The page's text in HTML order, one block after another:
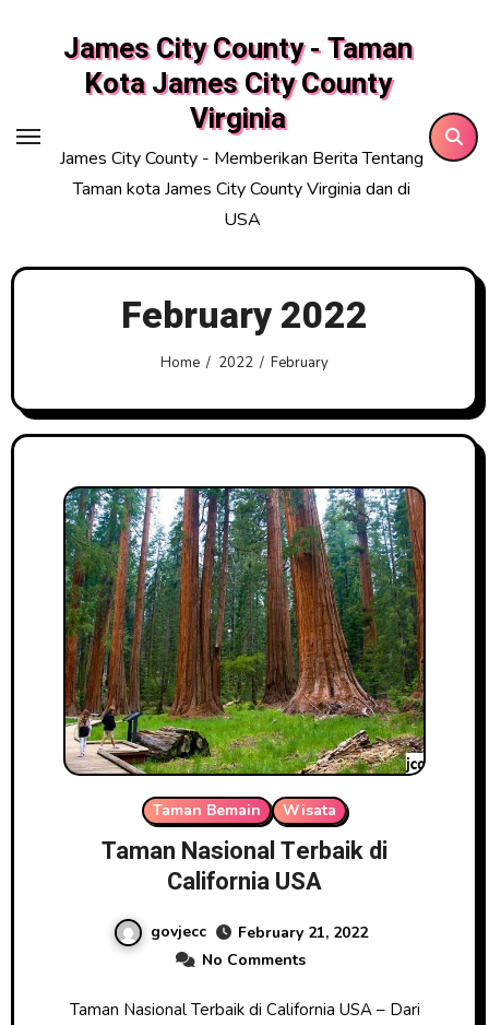
James City County - Taman
Kota James City County
Virginia
James City County - Memberikan Berita Tentang
Taman kota James City County Virginia dan di
USA
February 2022
Home 2022 February
Taman Bemain Wisata
Taman Nasional Terbaik di
California USA
govjecc
February 21, 2022
No Comments
Taman Nasional Terbaik di California USA – Dari